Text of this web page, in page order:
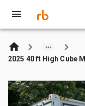
2025 40 ft High Cube